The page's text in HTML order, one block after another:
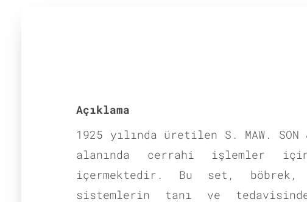
Açıklama
1925 yılında üretilen S. MAW.
alanında cerrahi işlemler
içermektedir. Bu set,
sistemlerin tanı ve